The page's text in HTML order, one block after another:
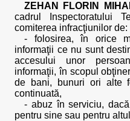
ZEHAN FLORIN MIHAI
cadrul Inspectoratului
comiterea infracţiunilor de:
- folosirea, în orice
informaţii ce nu sunt
accesului unor
informaţii, în scopul
de bani, bunuri ori alte
continuată,
- abuz în serviciu,
pentru sine sau pentru